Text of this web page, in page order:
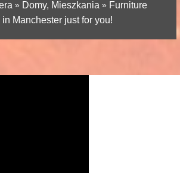
» Domy, Mieszkania » Furniture
in Manchester just for you!